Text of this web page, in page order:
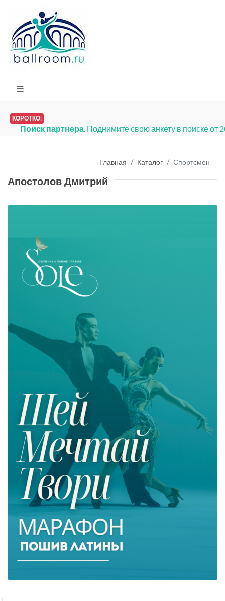
КОРОТКО:
Поиск партнера. Поднимите свою анкету в поиске от
Главная Каталог Спортсмен
Апостолов Дмитрий